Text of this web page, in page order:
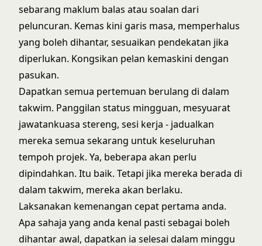
sebarang maklum balas atau soalan dari
peluncuran. Kemas kini garis masa, memperhalus
yang boleh dihantar, sesuaikan pendekatan jika
diperlukan. Kongsikan pelan kemaskini dengan
pasukan.
Dapatkan semua pertemuan berulang di dalam
takwim. Panggilan status mingguan, mesyuarat
jawatankuasa stereng, sesi kerja - jadualkan
mereka semua sekarang untuk keseluruhan
tempoh projek. Ya, beberapa akan perlu
dipindahkan. Itu baik. Tetapi jika mereka berada di
dalam takwim, mereka akan berlaku.
Laksanakan kemenangan cepat pertama anda.
Apa sahaja yang anda kenal pasti sebagai boleh
dihantar awal, dapatkan ia selesai dalam minggu